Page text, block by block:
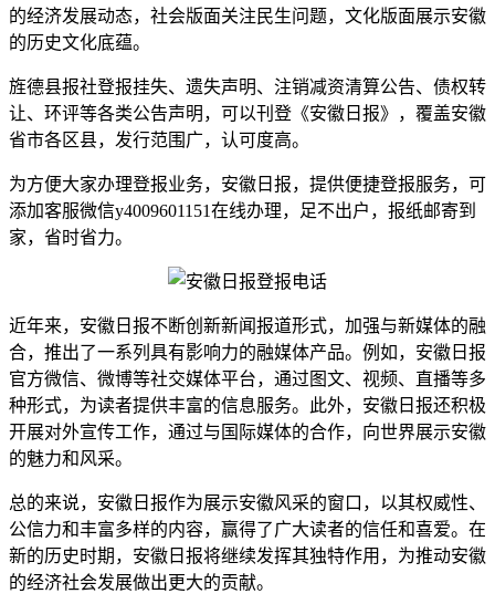
的经济发展动态，社会版面关注民生问题，文化版面展示安徽
的历史文化底蕴。
旌德县报社登报挂失、遗失声明、注销减资清算公告、债权转
让、环评等各类公告声明，可以刊登《安徽日报》，覆盖安徽
省市各区县，发行范围广，认可度高。
为方便大家办理登报业务，安徽日报，提供便捷登报服务，可
添加客服微信y4009601151在线办理，足不出户，报纸邮寄到
家，省时省力。
近年来，安徽日报不断创新新闻报道形式，加强与新媒体的融
合，推出了一系列具有影响力的融媒体产品。例如，安徽日报
官方微信、微博等社交媒体平台，通过图文、视频、直播等多
种形式，为读者提供丰富的信息服务。此外，安徽日报还积极
开展对外宣传工作，通过与国际媒体的合作，向世界展示安徽
的魅力和风采。
总的来说，安徽日报作为展示安徽风采的窗口，以其权威性、
公信力和丰富多样的内容，赢得了广大读者的信任和喜爱。在
新的历史时期，安徽日报将继续发挥其独特作用，为推动安徽
的经济社会发展做出更大的贡献。